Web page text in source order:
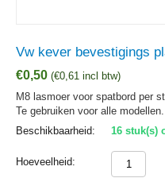
Vw kever bevestigings
€0,50 (€0,61 incl btw)
M8 lasmoer voor spatbord per
Te gebruiken voor alle modellen.
Beschikbaarheid:
16 stuk(s)
Hoeveelheid: